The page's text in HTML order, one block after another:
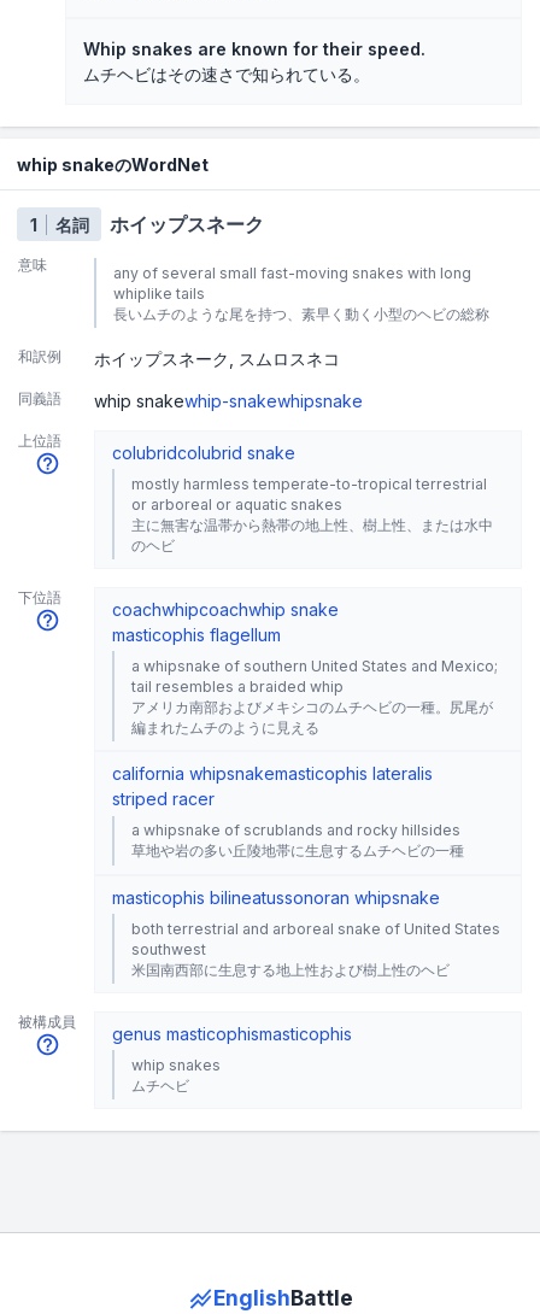
Whip snakes are known for their speed.
ムチヘビはその速さで知られている。
whip snakeのWordNet
1 名詞 ホイップスネーク
意味
any of several small fast-moving snakes with long
whiplike tails
長いムチのような尾を持つ、素早く動く小型のヘビの総称
和訳例 ホイップスネーク スムロスネコ
同義語 whip snakewhip-snakewhipsnake
上位語
colubridcolubrid snake
mostly harmless temperate-to-tropical terrestrial
or arboreal or aquatic snakes
主に無害な温帯から熱帯の地上性、樹上性、または水中
のヘビ
下位語
coachwhipcoachwhip snake
masticophis flagellum
a whipsnake of southern United States and Mexico;
tail resembles a braided whip
アメリカ南部およびメキシコのムチヘビの一種。尻尾が
編まれたムチのように見える
california whipsnakemasticophis lateralis
striped racer
a whipsnake of scrublands and rocky hillsides
草地や岩の多い丘陵地帯に生息するムチヘビの一種
masticophis bilineatussonoran whipsnake
both terrestrial and arboreal snake of United States
southwest
米国南西部に生息する地上性および樹上性のヘビ
被構成員
genus masticophismasticophis
whip snakes
ムチヘビ
EnglishBattle